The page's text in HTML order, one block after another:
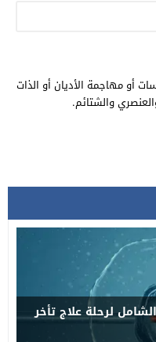
أو مهاجمة الأديان أو الذات
والشتائم.
الماء: القوارب